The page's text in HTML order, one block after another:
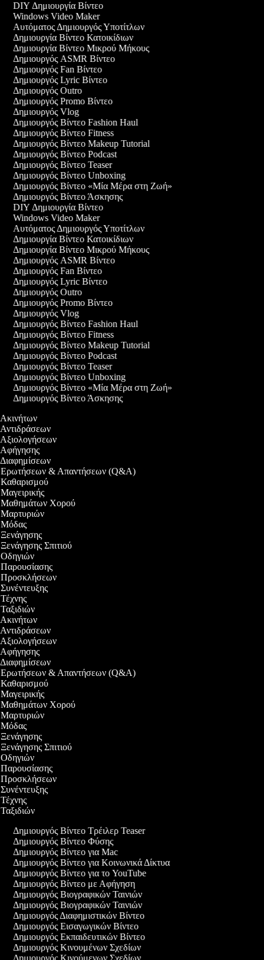
DIY Δημιουργία Βίντεο
Windows Video Maker
Αυτόματος Δημιουργός Υποτίτλων
Δημιουργία Βίντεο Κατοικίδιων
Δημιουργία Βίντεο Μικρού Μήκους
Δημιουργός ASMR Βίντεο
Δημιουργός Fan Βίντεο
Δημιουργός Lyric Βίντεο
Δημιουργός Outro
Δημιουργός Promo Βίντεο
Δημιουργός Vlog
Δημιουργός Βίντεο Fashion Haul
Δημιουργός Βίντεο Fitness
Δημιουργός Βίντεο Makeup Tutorial
Δημιουργός Βίντεο Podcast
Δημιουργός Βίντεο Teaser
Δημιουργός Βίντεο Unboxing
Δημιουργός Βίντεο «Μία Μέρα στη Ζωή»
Δημιουργός Βίντεο Άσκησης
DIY Δημιουργία Βίντεο
Windows Video Maker
Αυτόματος Δημιουργός Υποτίτλων
Δημιουργία Βίντεο Κατοικίδιων
Δημιουργία Βίντεο Μικρού Μήκους
Δημιουργός ASMR Βίντεο
Δημιουργός Fan Βίντεο
Δημιουργός Lyric Βίντεο
Δημιουργός Outro
Δημιουργός Promo Βίντεο
Δημιουργός Vlog
Δημιουργός Βίντεο Fashion Haul
Δημιουργός Βίντεο Fitness
Δημιουργός Βίντεο Makeup Tutorial
Δημιουργός Βίντεο Podcast
Δημιουργός Βίντεο Teaser
Δημιουργός Βίντεο Unboxing
Δημιουργός Βίντεο «Μία Μέρα στη Ζωή»
Δημιουργός Βίντεο Άσκησης
Ακινήτων
Αντιδράσεων
Αξιολογήσεων
Αφήγησης
Διαφημίσεων
Ερωτήσεων & Απαντήσεων (Q&A)
Καθαρισμού
Μαθημάτων Χορού
Μαρτυριών
Μόδας
Ξενάγησης
Σπιτιού
Οδηγιών
Παρουσίασης
Προσκλήσεων
Ακινήτων
Αντιδράσεων
Αξιολογήσεων
Αφήγησης
Διαφημίσεων
Ερωτήσεων & Απαντήσεων (Q&A)
Καθαρισμού
Μαθημάτων Χορού
Μαρτυριών
Μόδας
Ξενάγησης
Σπιτιού
Οδηγιών
Παρουσίασης
Προσκλήσεων
Δημιουργός Βίντεο Τρέιλερ Teaser
Δημιουργός Βίντεο Φύσης
Δημιουργός Βίντεο για Mac
Δημιουργός Βίντεο για Κοινωνικά Δίκτυα
Δημιουργός Βίντεο για το YouTube
Δημιουργός Βίντεο με Αφήγηση
Δημιουργός Βιογραφικών Ταινιών
Δημιουργός Βιογραφικών Ταινιών
Δημιουργός Διαφημιστικών Βίντεο
Δημιουργός Εισαγωγικών Βίντεο
Δημιουργός Εκπαιδευτικών Βίντεο
Δημιουργός Κινουμένων Σχεδίων